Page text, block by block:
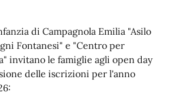
di Campagnola Emilia "Asilo
Fontanesi" e "Centro per
invitano le famiglie agli open day
delle iscrizioni per l'anno